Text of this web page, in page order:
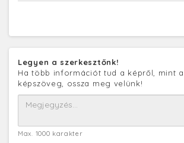
Legyen a szerkesztőnk!
Ha több információt tud a képről, mint
képszöveg, ossza meg velünk!
Max. 1000 karakter